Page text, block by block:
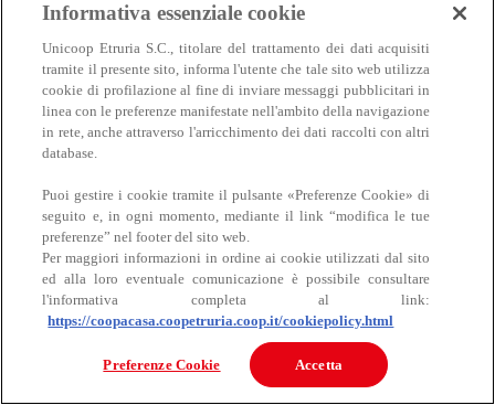
Carne
Carne
Bovino
Informativa essenziale cookie
Unicoop Etruria S.C., titolare del trattamento dei dati acquisiti
tramite il presente sito, informa l'utente che tale sito web utilizza
cookie di profilazione al fine di inviare messaggi pubblicitari in
linea con le preferenze manifestate nell'ambito della navigazione
in rete, anche attraverso l'arricchimento dei dati raccolti con altri
database.
Puoi gestire i cookie tramite il pulsante «Preferenze Cookie» di
seguito e, in ogni momento, mediante il link “modifica le tue
preferenze” nel footer del sito web.
Per maggiori informazioni in ordine ai cookie utilizzati dal sito
ed alla loro eventuale comunicazione è possibile consultare
l'informativa completa al link:
https://coopacasa.coopetruria.coop.it/cookiepolicy.html
Preferenze Cookie Accetta